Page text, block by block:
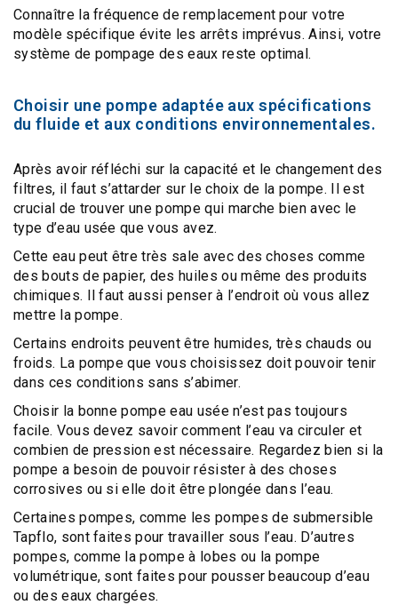
Connaître la fréquence de remplacement pour votre
modèle spécifique évite les arrêts imprévus. Ainsi, votre
système de pompage des eaux reste optimal.
Choisir une pompe adaptée aux spécifications
du fluide et aux conditions environnementales.
Après avoir réfléchi sur la capacité et le changement des
filtres, il faut s’attarder sur le choix de la pompe. Il est
crucial de trouver une pompe qui marche bien avec le
type d’eau usée que vous avez.
Cette eau peut être très sale avec des choses comme
des bouts de papier, des huiles ou même des produits
chimiques. Il faut aussi penser à l’endroit où vous allez
mettre la pompe.
Certains endroits peuvent être humides, très chauds ou
froids. La pompe que vous choisissez doit pouvoir tenir
dans ces conditions sans s’abimer.
Choisir la bonne pompe eau usée n’est pas toujours
facile. Vous devez savoir comment l’eau va circuler et
combien de pression est nécessaire. Regardez bien si la
pompe a besoin de pouvoir résister à des choses
corrosives ou si elle doit être plongée dans l’eau.
Certaines pompes, comme les pompes de submersible
Tapflo, sont faites pour travailler sous l’eau. D’autres
pompes, comme la pompe à lobes ou la pompe
volumétrique, sont faites pour pousser beaucoup d’eau
ou des eaux chargées.